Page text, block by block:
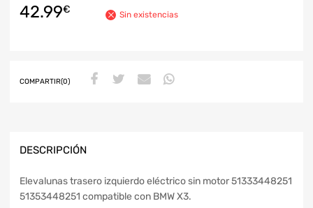
42.99€ Sin existencias
COMPARTIR(0)
DESCRIPCIÓN
Elevalunas trasero izquierdo eléctrico sin motor 51333448251
51353448251 compatible con BMW X3.